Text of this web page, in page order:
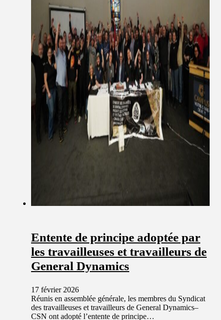
Entente de principe adoptée par
les travailleuses et travailleurs de
General Dynamics
17 février 2026
Réunis en assemblée générale, les membres du Syndicat
des travailleuses et travailleurs de General Dynamics–
CSN ont adopté l’entente de principe…